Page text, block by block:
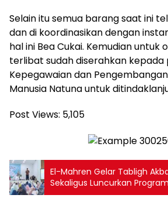
Selain itu semua barang saat ini
dan di koordinasikan dengan
hal ini Bea Cukai. Kemudian untuk
terlibat sudah diserahkan kepada
Kepegawaian dan
Manusia Natuna untuk
Post Views: 5,105
El-Mahren Gelar Tabligh
Sekaligus Luncurkan